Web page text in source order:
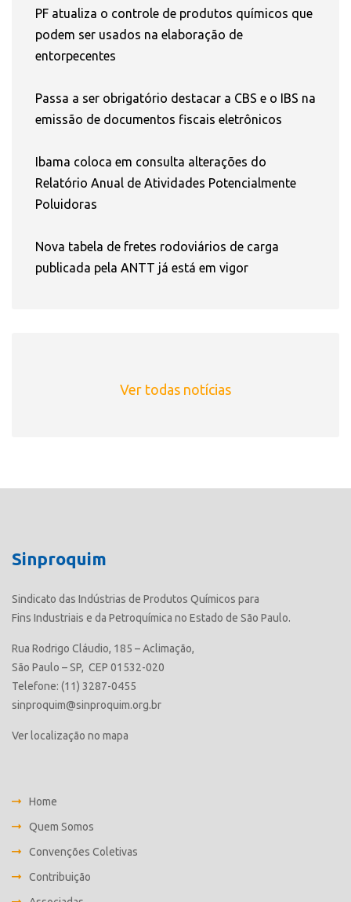
PF atualiza o controle de produtos químicos que
podem ser usados na elaboração de
entorpecentes
Passa a ser obrigatório destacar a CBS e o IBS na
emissão de documentos fiscais eletrônicos
Ibama coloca em consulta alterações do
Relatório Anual de Atividades Potencialmente
Poluidoras
Nova tabela de fretes rodoviários de carga
publicada pela ANTT já está em vigor
Ver todas notícias
Sinproquim
Sindicato das Indústrias de Produtos Químicos para
Fins Industriais e da Petroquímica no Estado de São Paulo.
Rua Rodrigo Cláudio, 185 – Aclimação,
São Paulo – SP, CEP 01532-020
Telefone: (11) 3287-0455
sinproquim@sinproquim.org.br
Ver localização no mapa
Home
Quem Somos
Convenções Coletivas
Contribuição